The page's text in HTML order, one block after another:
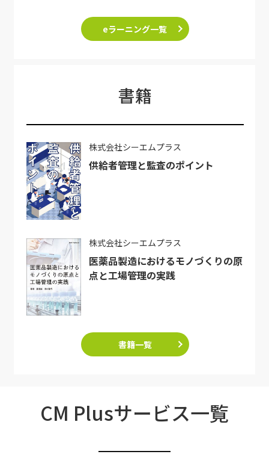
eラーニング一覧
書籍
株式会社シーエムプラス
供給者管理と監査のポイント
株式会社シーエムプラス
医薬品製造におけるモノづくりの原
点と工場管理の実践
書籍一覧
CM Plusサービス一覧